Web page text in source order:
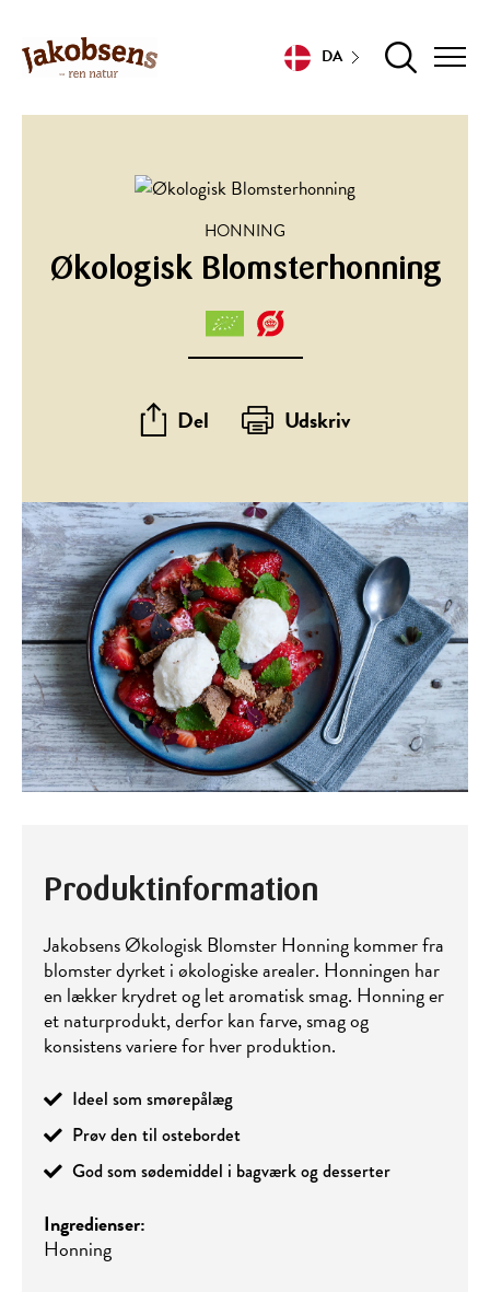
DA
HONNING
Økologisk Blomsterhonning
Del Udskriv
Produktinformation
Jakobsens Økologisk Blomster Honning kommer fra
blomster dyrket i økologiske arealer. Honningen har
en lækker krydret og let aromatisk smag. Honning er
et naturprodukt, derfor kan farve, smag og
konsistens variere for hver produktion.
Ideel som smørepålæg
Prøv den til ostebordet
God som sødemiddel i bagværk og desserter
Ingredienser:
Honning